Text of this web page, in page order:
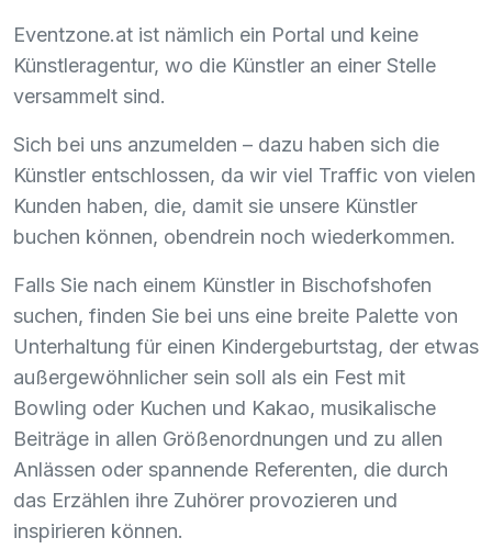
Eventzone.at ist nämlich ein Portal und keine
Künstleragentur, wo die Künstler an einer Stelle
versammelt sind.
Sich bei uns anzumelden – dazu haben sich die
Künstler entschlossen, da wir viel Traffic von vielen
Kunden haben, die, damit sie unsere Künstler
buchen können, obendrein noch wiederkommen.
Falls Sie nach einem Künstler in Bischofshofen
suchen, finden Sie bei uns eine breite Palette von
Unterhaltung für einen Kindergeburtstag, der etwas
außergewöhnlicher sein soll als ein Fest mit
Bowling oder Kuchen und Kakao, musikalische
Beiträge in allen Größenordnungen und zu allen
Anlässen oder spannende Referenten, die durch
das Erzählen ihre Zuhörer provozieren und
inspirieren können.